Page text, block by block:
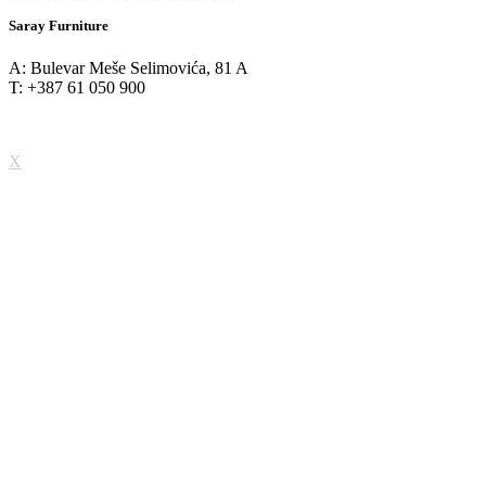
Saray Furniture
A: Bulevar Meše Selimovića, 81 A
T: +387 61 050 900
X